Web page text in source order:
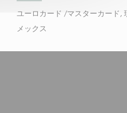
ユーロカード /マスターカード,
メックス